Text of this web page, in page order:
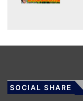
SOCIAL SHARE